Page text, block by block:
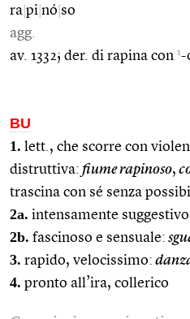
ra pi nó so
agg.
av. 1332; der. di rapina con 1-
BU
1. lett., che scorre con
distruttiva: fiume rapinoso,
trascina con sé senza
2a. intensamente suggestivo
2b. fascinoso e sensuale:
3. rapido, velocissimo:
4. pronto all’ira, collerico